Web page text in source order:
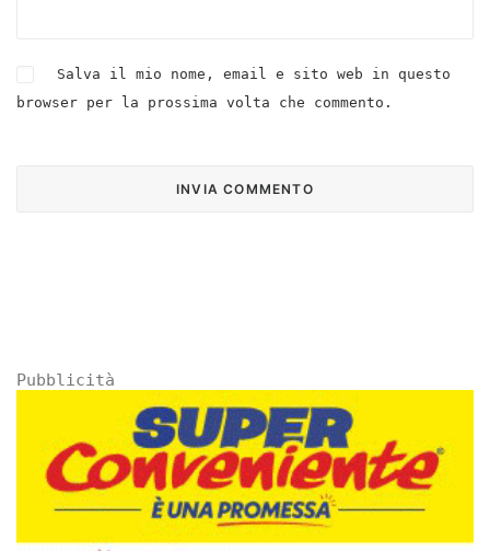
Salva il mio nome, email e sito web in questo
browser per la prossima volta che commento.
Pubblicità